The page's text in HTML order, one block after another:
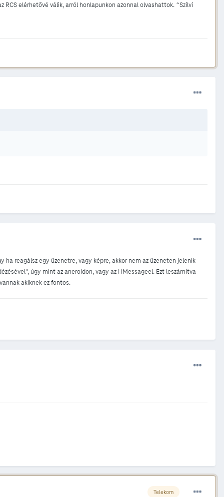
elérhetővé válik, arról honlapunkon azonnal olvashattok. ^Szilvi
ha reagálsz egy üzenetre, vagy képre, akkor nem az üzeneten jelenik
úgy mint az aneroidon, vagy az I iMessageel. Ezt leszámítva
akiknek ez fontos.
Telekom